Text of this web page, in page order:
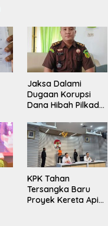
Jaksa Dalami
Dugaan Korupsi
Dana Hibah Pilkada
Kaur
KPK Tahan
Tersangka Baru
Proyek Kereta Api